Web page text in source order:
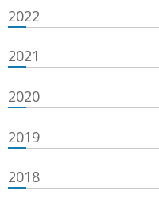
2022
2021
2020
2019
2018